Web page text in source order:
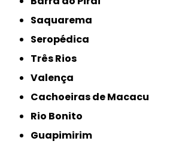
Saquarema
Seropédica
Três Rios
Valença
Cachoeiras de Macacu
Rio Bonito
Guapimirim